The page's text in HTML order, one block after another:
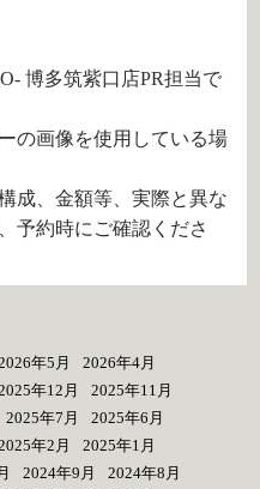
博多筑紫口店PR担当で
の画像を使用している場
成、金額等、実際と異な
予約時にご確認くださ
年5月
2026年4月
年12月
2025年11月
2025年7月
2025年6月
年2月
2025年1月
2024年9月
2024年8月